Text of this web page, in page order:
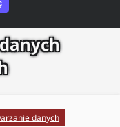
danych